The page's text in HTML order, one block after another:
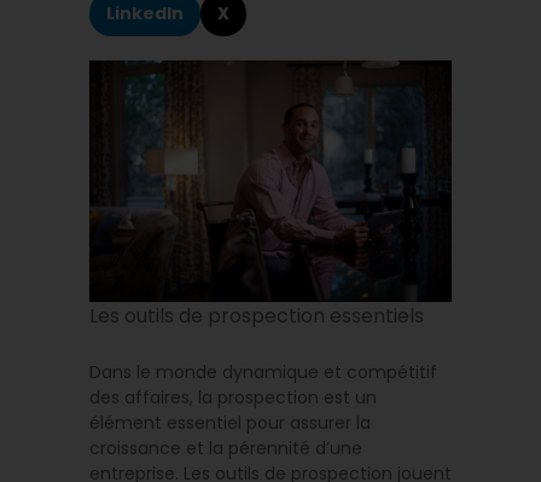
LinkedIn
X
Les outils de prospection essentiels
Dans le monde dynamique et compétitif
des affaires, la prospection est un
élément essentiel pour assurer la
croissance et la pérennité d’une
entreprise. Les outils de prospection jouent